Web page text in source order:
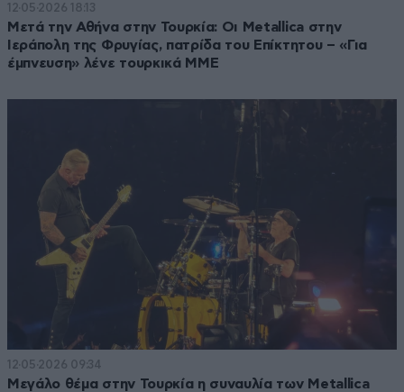
12·05·2026 18:13
Μετά την Αθήνα στην Τουρκία: Οι Metallica στην
Ιεράπολη της Φρυγίας, πατρίδα του Επίκτητου – «Για
έμπνευση» λένε τουρκικά ΜΜΕ
12·05·2026 09:34
Μεγάλο θέμα στην Τουρκία η συναυλία των Metallica